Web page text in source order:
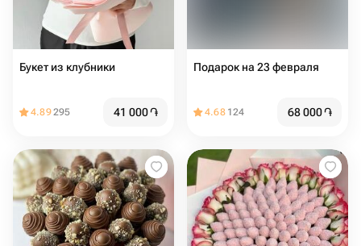
Букет из клубники
4.89295 41 000֏
Подарок на 23 февраля
4.68 124 68 000֏